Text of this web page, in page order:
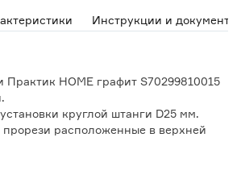
Инструкции и документы
HOME графит S70299810015
круглой штанги D25 мм.
прорези расположенные в верхней